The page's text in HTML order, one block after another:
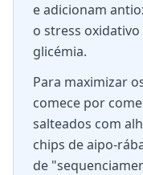
e adicionam
o stress
glicémia.
Para maximizar
comece por
salteados com
chips de aipo-
de